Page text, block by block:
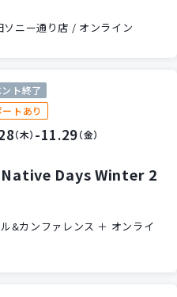
ニー通り店 / オンライン
ト終了
ートあり
（木） -11.29（金）
Days Winter 2
&カンファレンス ＋ オンライ